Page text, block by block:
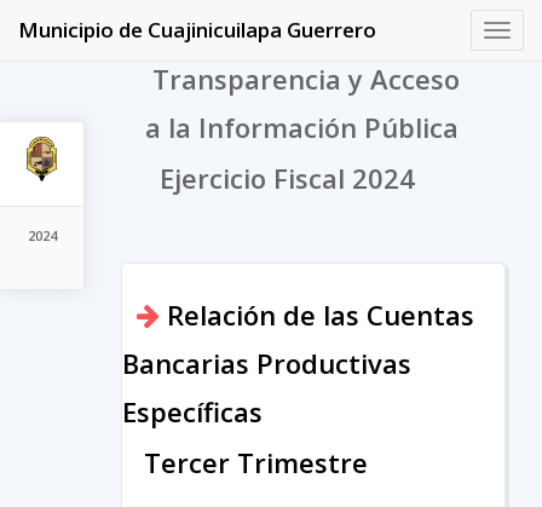
2024
Municipio de Cuajinicuilapa Guerrero
Transparencia y Acceso
a la Información Pública
Ejercicio Fiscal 2024
Relación de las Cuentas
Bancarias Productivas
Específicas
Tercer Trimestre